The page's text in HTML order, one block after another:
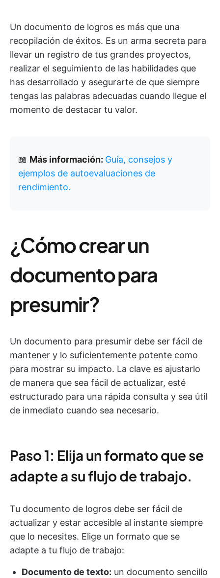
Un documento de logros es más que una
recopilación de éxitos. Es un arma secreta para
llevar un registro de tus grandes proyectos,
realizar el seguimiento de las habilidades que
has desarrollado y asegurarte de que siempre
tengas las palabras adecuadas cuando llegue el
momento de destacar tu valor.
📖 Más información: Guía, consejos y
ejemplos de autoevaluaciones de
rendimiento.
¿Cómo crear un
documento para
presumir?
Un documento para presumir debe ser fácil de
mantener y lo suficientemente potente como
para mostrar su impacto. La clave es ajustarlo
de manera que sea fácil de actualizar, esté
estructurado para una rápida consulta y sea útil
de inmediato cuando sea necesario.
Paso 1: Elija un formato que se
adapte a su flujo de trabajo.
Tu documento de logros debe ser fácil de
actualizar y estar accesible al instante siempre
que lo necesites. Elige un formato que se
adapte a tu flujo de trabajo:
Documento de texto: un documento sencillo